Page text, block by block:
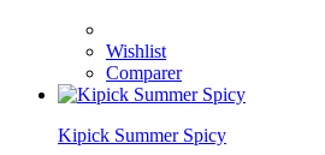
Wishlist
Comparer
Kipick Summer Spicy